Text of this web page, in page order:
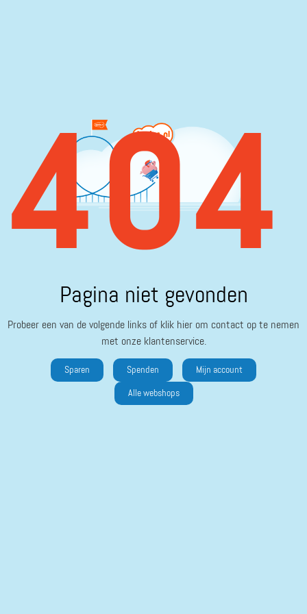
404
Pagina niet gevonden
Probeer een van de volgende links of klik hier om contact op te nemen
met onze klantenservice.
Sparen Spenden Mijn account
Alle webshops